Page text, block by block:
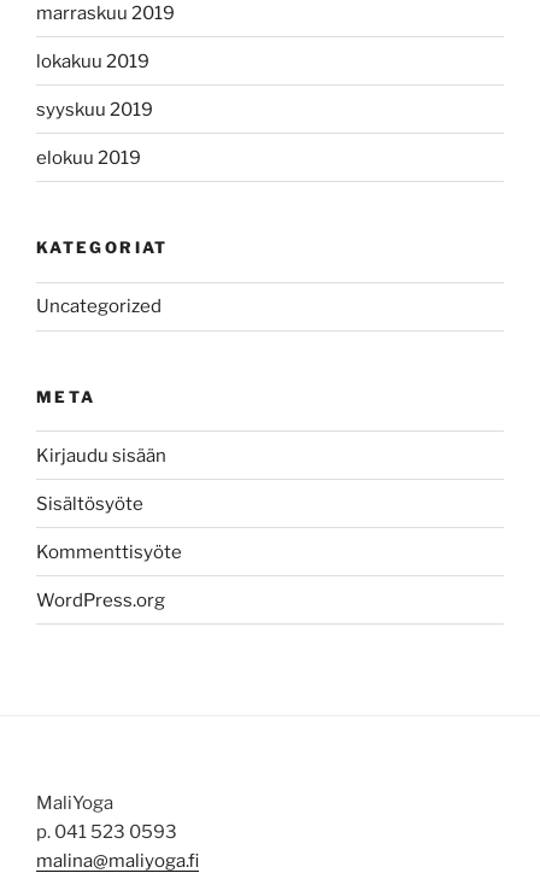
marraskuu 2019
lokakuu 2019
syyskuu 2019
elokuu 2019
KATEGORIAT
Uncategorized
META
Kirjaudu sisään
Sisältösyöte
Kommenttisyöte
WordPress.org
MaliYoga
p. 041 523 0593
malina@maliyoga.fi